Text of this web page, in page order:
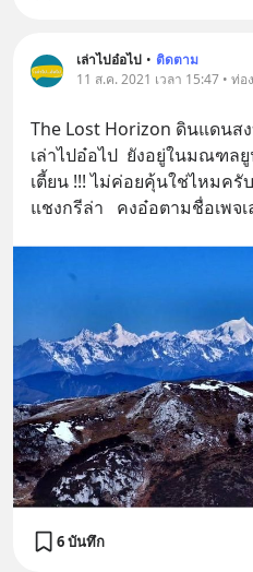
เล่าไปอ๋อไป • ติดตาม
11 ส.ค. 2021 เวลา 15:47 • ท่อ
The Lost Horizon ดินแดน
เล่าไปอ๋อไป  ยังอยู่ในมณฑลยู
เตี้ยน !!! ไม่ค่อยคุ้นใช่ไหมครั
แชงกรีล่า   คงอ๋อตามชื่อเพจ
6 บันทึก